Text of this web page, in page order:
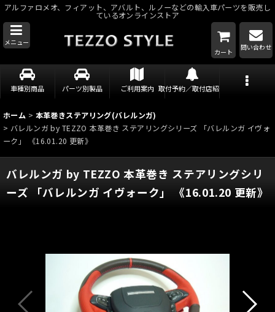
アルファロメオ、フィアット、アバルト、ルノーなどの輸入車パーツを販売し
ているオンラインストア
メニュー
カート
問い合わせ
車種別商品 パーツ別製品 ご利用案内 取付予約／取付店紹介
ホーム > 本革巻きステアリング(バレルンガ)
> バレルンガ by TEZZO 本革巻き ステアリングシリーズ 「バレルンガ イヴォ
ーク」 《16.01.20 更新》
バレルンガ by TEZZO 本革巻き ステアリングシリ
ーズ 「バレルンガ イヴォーク」 《16.01.20 更新》